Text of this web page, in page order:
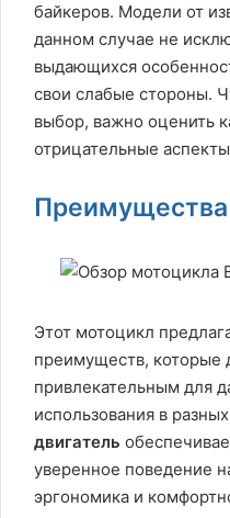
байкеров. Модели от
данном случае не
выдающихся
свои слабые стороны.
выбор, важно оценить
отрицательные
Преимущества
Этот мотоцикл
преимуществ, которые
привлекательным для
использования в
двигатель
уверенное поведение
эргономика и